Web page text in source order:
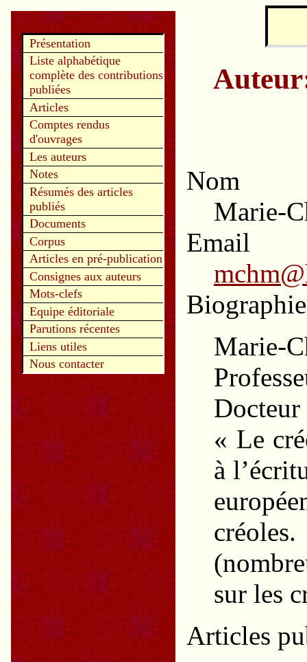
Présentation
Liste alphabétique
complète des contributions
publiées
Articles
Comptes rendus
d'ouvrages
Les auteurs
Notes
Résumés des articles
publiés
Documents
Corpus
Articles en pré-publication
Consignes aux auteurs
Mots-clefs
Equipe éditoriale
Parutions récentes
Liens utiles
Nous contacter
Nom
Marie-
Email
Biographie
Marie-
« Le
à
sur les
Articles